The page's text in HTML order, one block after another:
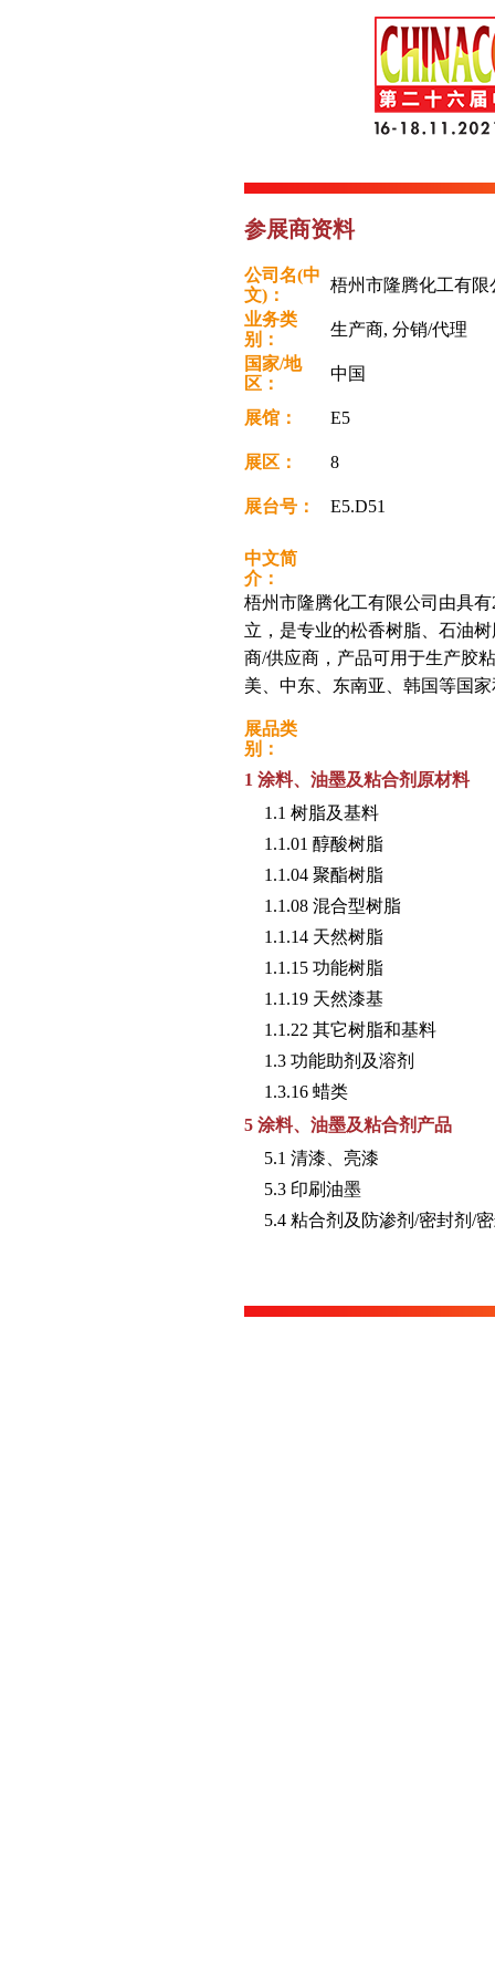
参展商资料
公司名(中
文)：
梧州市隆腾化工有
业务类
别：
生产商, 分销/代理
国家/地
区：
中国
展馆： E5
展区： 8
展台号： E5.D51
中文简
介：
梧州市隆腾化工有限公司由具
立，是专业的松香树脂、石油
商/供应商，产品可用于生产胶
美、中东、东南亚、韩国等国
展品类
别：
1 涂料、油墨及粘合剂原材料
1.1 树脂及基料
1.1.01 醇酸树脂
1.1.04 聚酯树脂
1.1.08 混合型树脂
1.1.14 天然树脂
1.1.15 功能树脂
1.1.19 天然漆基
1.1.22 其它树脂和基料
1.3 功能助剂及溶剂
1.3.16 蜡类
5 涂料、油墨及粘合剂产品
5.1 清漆、亮漆
5.3 印刷油墨
5.4 粘合剂及防渗剂/密封剂/